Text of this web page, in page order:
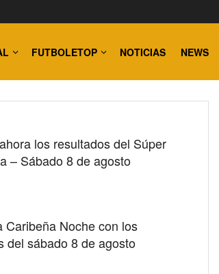
FUTBOLETOP NOTICIAS NEWS
los resultados del Súper
– Sábado 8 de agosto
Caribeña Noche con los
del sábado 8 de agosto